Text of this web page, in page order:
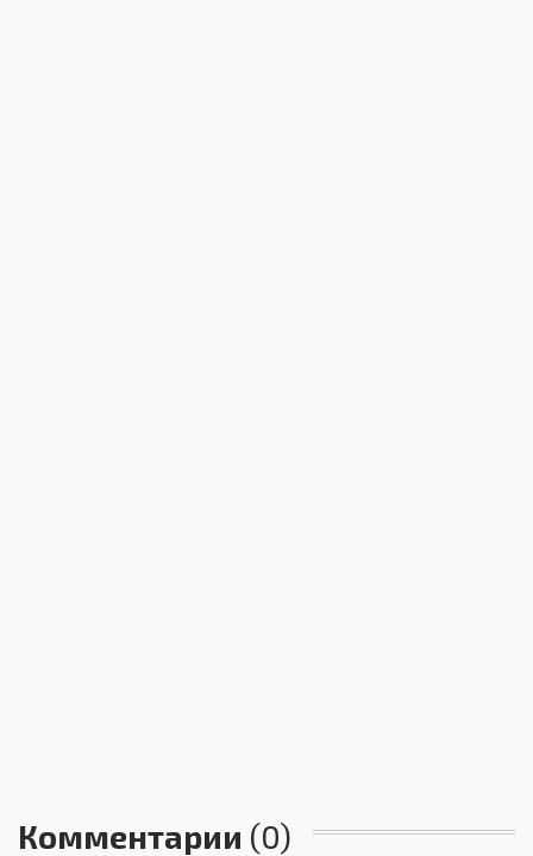
Комментарии (0)